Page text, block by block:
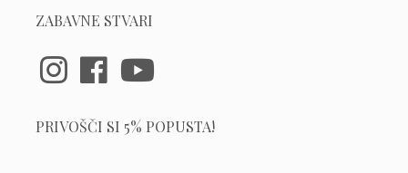
ZABAVNE STVARI
PRIVOŠČI SI 5% POPUSTA!